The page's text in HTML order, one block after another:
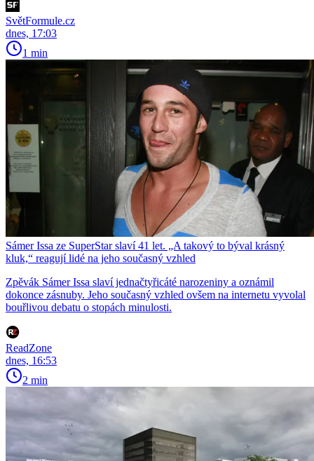
SvětFormule.cz
dnes, 17:03
1 min
Sámer Issa ze SuperStar slaví 41 let. „A takový to býval krásný
kluk,“ reagují lidé na jeho současný vzhled
Zpěvák Sámer Issa slaví jednačtyřicáté narozeniny a oznámil
dokonce zásnuby. Jeho současný vzhled ovšem na internetu vyvolal
bouřlivou debatu o stopách minulosti.
ReadZone
dnes, 16:53
2 min